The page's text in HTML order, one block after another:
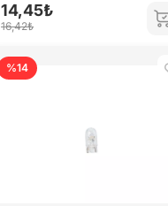
14,45₺
16,42₺
%14